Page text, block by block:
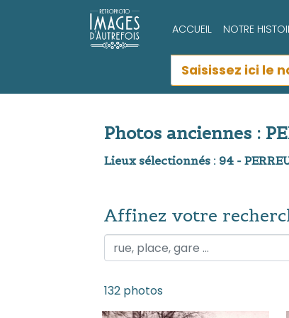
ACCUEIL NOTRE
Photos anciennes :
Lieux sélectionnés : 94 -
Affinez votre
Affinez votre recherche
132 photos